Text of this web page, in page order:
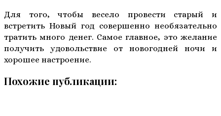
Для того, чтобы весело провести старый и
встретить Новый год совершенно необязательно
тратить много денег. Самое главное, это желание
получить удовольствие от новогодней ночи и
хорошее настроение.
Похожие публикации: